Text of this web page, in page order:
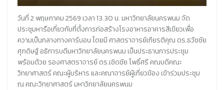
วันที่ 2 พฤษภาคม 2569 เวลา 13.30 น. มหาวิทยาลัยนครพนม จัด
ประชุมหารือเกี่ยวกับที่ตั้งการก่อสร้างโรงอาหารอาคารสีเขียวเพื่อ
ความเป็นกลางทางคาร์บอน โดยมี ศาสตราจารย์เกียรติคุณ ดร.ธวัชชัย
ศุภดิษฐ์ อธิการบดีมหาวิทยาลัยนครพนม เป็นประธานการประชุม
พร้อมด้วย รองศาสตราจารย์ ดร.เชิดชัย โพธิ์ศรี คณบดีคณะ
วิทยาศาสตร์ คณะผู้บริหาร และคณาจารย์ผู้เกี่ยวข้อง เข้าร่วมประชุม
ณ คณะวิทยาศาสตร์ มหาวิทยาลัยนครพนม